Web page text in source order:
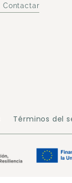
Contactar
Términos del